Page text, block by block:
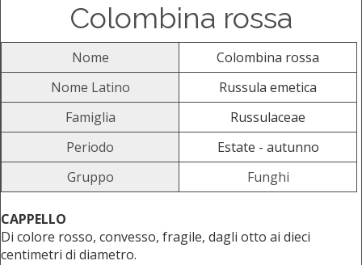
Colombina rossa
Nome
Colombina rossa
Nome Latino
Russula emetica
Famiglia
Russulaceae
Periodo
Estate - autunno
Gruppo
Funghi
CAPPELLO
Di colore rosso, convesso, fragile, dagli otto ai dieci
centimetri di diametro.